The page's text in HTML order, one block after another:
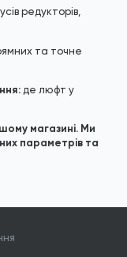
редукторів,
та точне
де люфт у
магазині. Ми
параметрів та